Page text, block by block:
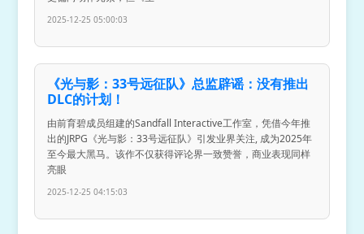
2025-12-25 05:00:03
《光与影：33号远征队》总监辟谣：没有推出
DLC的计划！
由前育碧成员组建的Sandfall Interactive工作室，凭借今年推
出的JRPG《光与影：33号远征队》引发业界关注, 成为2025年
至今最大黑马。该作不仅获得评论界一致赞誉，商业表现同样
亮眼
2025-12-25 04:15:03